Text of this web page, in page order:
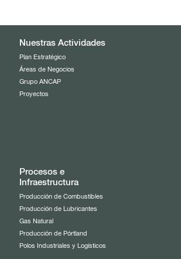
Nuestras Actividades
Plan Estratégico
Áreas de Negocios
Grupo ANCAP
Proyectos
Procesos e
Infraestructura
Producción de Combustibles
Producción de Lubricantes
Gas Natural
Producción de Pórtland
Polos Industriales y Logísticos